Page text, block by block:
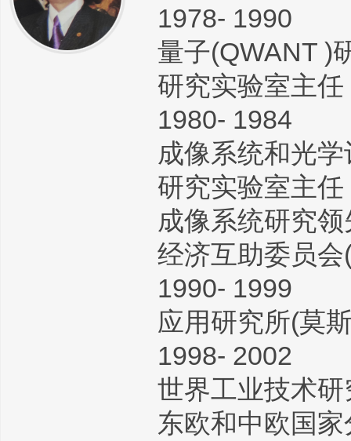
1978- 1990
量子(QWANT )
研究实验室主任
1980- 1984
成像系统和光
研究实验室主任
成像系统研究
经济互助委员
1990- 1999
应用研究所(莫
1998- 2002
世界工业技术
东欧和中欧国